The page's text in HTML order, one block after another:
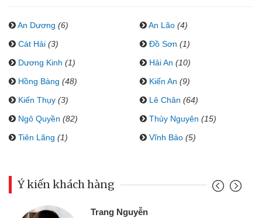
An Dương (6) An Lão (4)
Cát Hải (3) Đồ Sơn (1)
Dương Kinh (1) Hải An (10)
Hồng Bàng (48) Kiến An (9)
Kiến Thụy (3) Lê Chân (64)
Ngô Quyền (82) Thủy Nguyên (15)
Tiên Lãng (1) Vĩnh Bảo (5)
Ý kiến khách hàng
Trang Nguyễn